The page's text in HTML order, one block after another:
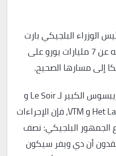
الوزراء البلجيكي بارت
دي ويفر (N-VA) وحكومته عن 7 مليارات يورو على
إلى مسارها الصحيح.
ومع ذلك، وفقًا لمقياس إيبسوس الكبير لـ Le Soir و
RTL Info و Het Laatste Nieuws و VTM، فإن الإجراءات
الجمهور البلجيكي: نصف
أن دي ويفر سيكون